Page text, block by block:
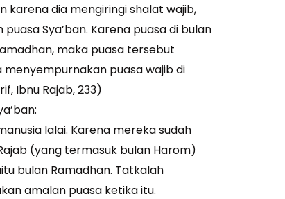
karena dia mengiringi shalat wajib,
Sya’ban. Karena puasa di bulan
maka puasa tersebut
menyempurnakan puasa wajib di
Ibnu Rajab, 233)
lalai. Karena mereka sudah
(yang termasuk bulan Harom)
bulan Ramadhan. Tatkalah
amalan puasa ketika itu.